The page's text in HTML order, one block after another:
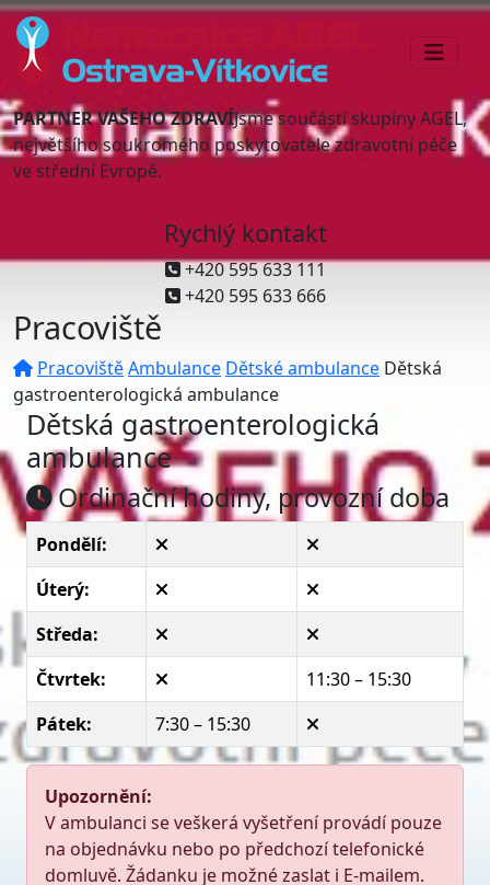
PARTNER VAŠEHO ZDRAVÍJsme součástí skupiny AGEL,
největšího soukromého poskytovatele zdravotní péče
ve střední Evropě.
Rychlý kontakt
+420 595 633 111
+420 595 633 666
Pracoviště
PracovištěAmbulance Dětské ambulance Dětská
gastroenterologická ambulance
Dětská gastroenterologická
ambulance
Ordinační hodiny, provozní doba
Pondělí:
Úterý:
Středa:
Čtvrtek:
11:30 – 15:30
Pátek:
7:30 – 15:30
Upozornění:
V ambulanci se veškerá vyšetření provádí pouze
na objednávku nebo po předchozí telefonické
domluvě. Žádanku je možné zaslat i E-mailem.